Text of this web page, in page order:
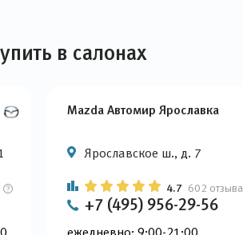
в салонах
Mazda Автомир Ярославка
Ярославское ш., д. 7
4.7 602 отзыва
+7 (495) 956-29-56
ежедневно: 9:00-21:00